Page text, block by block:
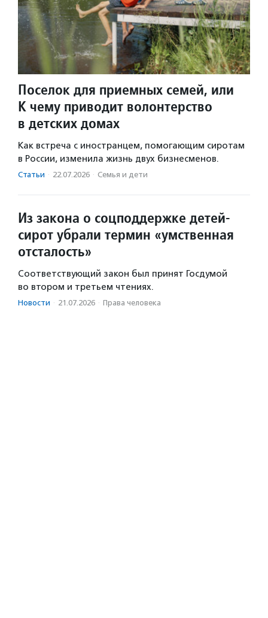
Поселок для приемных семей, или
К чему приводит волонтерство
в детских домах
Как встреча с иностранцем, помогающим сиротам
в России, изменила жизнь двух бизнесменов.
Статьи · 22.07.2026 · Семья и дети
Из закона о соцподдержке детей-
сирот убрали термин «умственная
отсталость»
Соответствующий закон был принят Госдумой
во втором и третьем чтениях.
Новости · 21.07.2026 · Права человека